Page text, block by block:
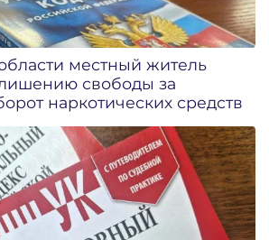
местный житель
свободы за
наркотических средств